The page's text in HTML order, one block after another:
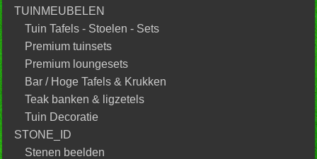
TUINMEUBELEN
Tuin Tafels - Stoelen - Sets
Premium tuinsets
Premium loungesets
Bar / Hoge Tafels & Krukken
Teak banken & ligzetels
Tuin Decoratie
STONE_ID
Stenen beelden